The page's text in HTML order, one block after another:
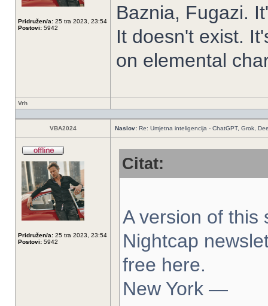
Pridružen/a: 25 tra 2023, 23:54
Postovi: 5942
Baznia, Fugazi.
It doesn't exist.
on elemental
Vrh
VBA2024 Naslov: Re: Umjetna inteligencija - ChatGPT, Grok,
Pridružen/a: 25 tra 2023, 23:54
Postovi: 5942
Citat:
A version of this
Nightcap
free here.
New York —